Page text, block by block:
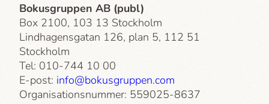
Bokusgruppen AB (publ)
Box 2100, 103 13 Stockholm
Lindhagensgatan 126, plan 5, 112 51
Stockholm
Tel: 010-744 10 00
E-post: info@bokusgruppen.com
Organisationsnummer: 559025-8637